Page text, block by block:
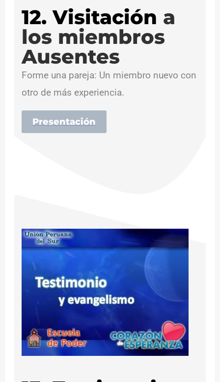
12. Visitación a
los miembros
Ausentes
Forme una pareja: Un miembro nuevo con
otro de más experiencia.
Presentación